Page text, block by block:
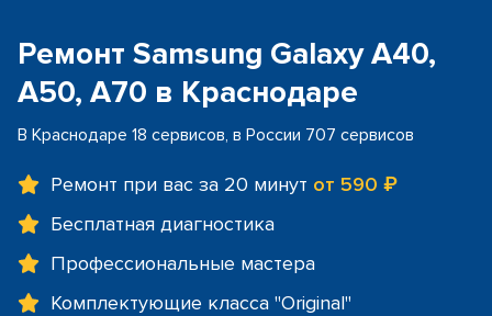
Ремонт Samsung Galaxy A40,
A50, A70 в Краснодаре
В Краснодаре 18 сервисов, в России 707 сервисов
Ремонт при вас за 20 минут от 590 ₽
Бесплатная диагностика
Профессиональные мастера
Комплектующие класса "Original"